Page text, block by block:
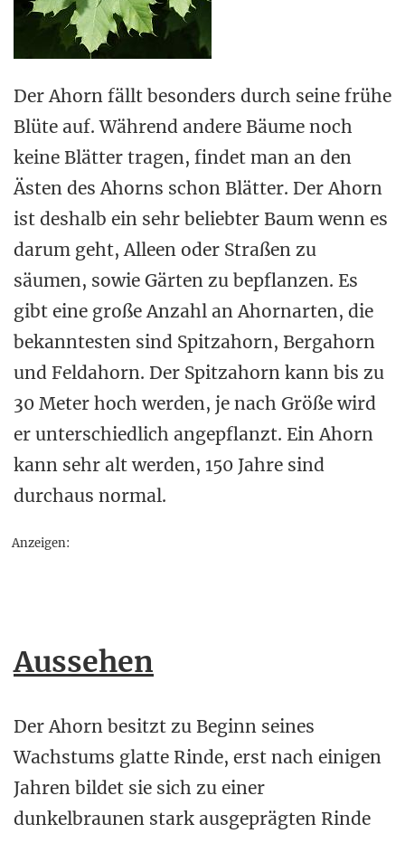
Der Ahorn fällt besonders durch seine frühe
Blüte auf. Während andere Bäume noch
keine Blätter tragen, findet man an den
Ästen des Ahorns schon Blätter. Der Ahorn
ist deshalb ein sehr beliebter Baum wenn es
darum geht, Alleen oder Straßen zu
säumen, sowie Gärten zu bepflanzen. Es
gibt eine große Anzahl an Ahornarten, die
bekanntesten sind Spitzahorn, Bergahorn
und Feldahorn. Der Spitzahorn kann bis zu
30 Meter hoch werden, je nach Größe wird
er unterschiedlich angepflanzt. Ein Ahorn
kann sehr alt werden, 150 Jahre sind
durchaus normal.
Anzeigen:
Aussehen
Der Ahorn besitzt zu Beginn seines
Wachstums glatte Rinde, erst nach einigen
Jahren bildet sie sich zu einer
dunkelbraunen stark ausgeprägten Rinde